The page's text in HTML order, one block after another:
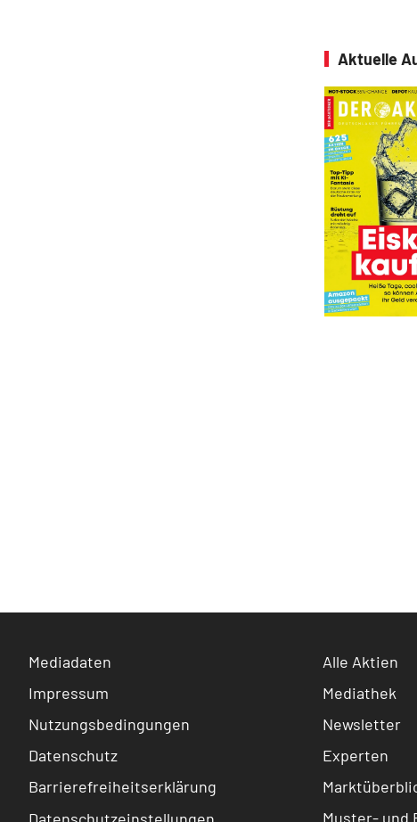
Aktuelle
Mediadaten
Impressum
Nutzungsbedingungen
Datenschutz
Barrierefreiheitserklärung
Alle Aktien
Mediathek
Newsletter
Experten
Muster- und